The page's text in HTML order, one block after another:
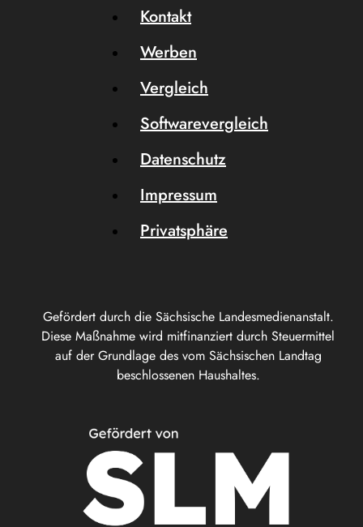
Gefördert durch die Sächsische Landesmedienanstalt.
Diese Maßnahme wird mitfinanziert durch Steuermittel
auf der Grundlage des vom Sächsischen Landtag
beschlossenen Haushaltes.
Kontakt
Werben
Vergleich
Softwarevergleich
Datenschutz
Impressum
Privatsphäre